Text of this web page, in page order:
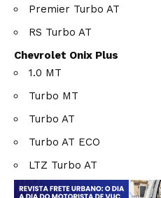
Premier Turbo AT
RS Turbo AT
Chevrolet Onix Plus
1.0 MT
Turbo MT
Turbo AT
Turbo AT ECO
LTZ Turbo AT